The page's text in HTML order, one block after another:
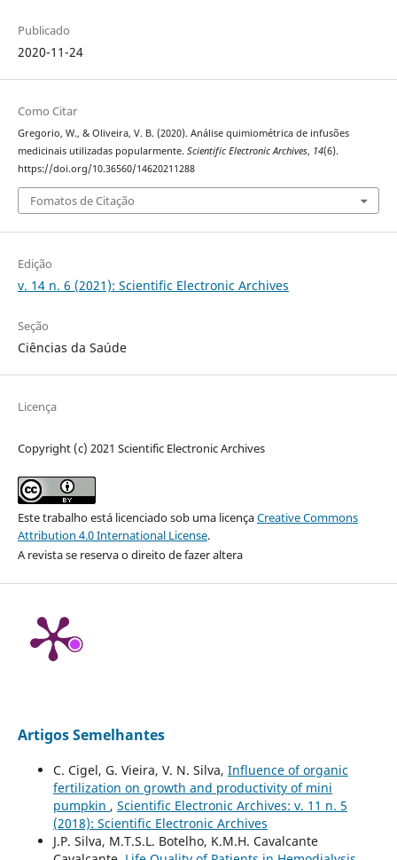
Publicado
2020-11-24
Como Citar
Gregorio, W., & Oliveira, V. B. (2020). Análise quimiométrica de infusões
medicinais utilizadas popularmente. Scientific Electronic Archives, 14(6).
https://doi.org/10.36560/14620211288
Fomatos de Citação
Edição
v. 14 n. 6 (2021): Scientific Electronic Archives
Seção
Ciências da Saúde
Licença
Copyright (c) 2021 Scientific Electronic Archives
Este trabalho está licenciado sob uma licençaCreative Commons
Attribution 4.0 International License.
A revista se reserva o direito de fazer altera
Artigos Semelhantes
C. Cigel, G. Vieira, V. N. Silva, Influence of organic
fertilization on growth and productivity of mini
pumpkin , Scientific Electronic Archives: v. 11 n. 5
(2018): Scientific Electronic Archives
J.P. Silva, M.T.S.L. Botelho, K.M.H. Cavalcante